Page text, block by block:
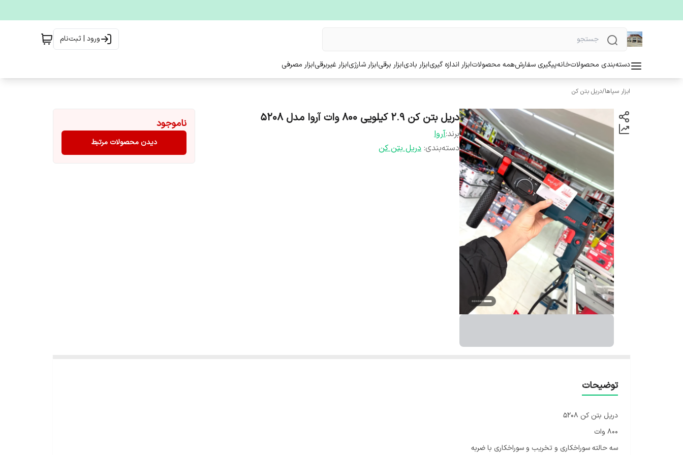
ورود | ثبت‌نام
دسته‌بندی محصولاتخانهپیگیری سفارشهمه محصولاتابزار اندازه گیریابزار بادیابزار برقیابزار شارژیابزار غیربرقیابزار مصرفی
ابزار سپاها/دریل بتن کن
دریل بتن کن ۲.۹ کیلویی ۸۰۰ وات آروا مدل ۵۲۰۸
برند:آروا
دسته‌بندی: دریل بتن کن
ناموجود
دیدن محصولات مرتبط
توضیحات
دریل بتن کن ۵۲۰۸
۸۰۰ وات
سه حالته سوراخکاری و تخریب و سوراخکاری با ضربه